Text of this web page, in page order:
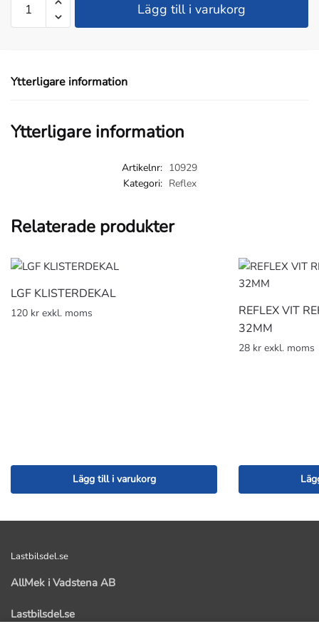
REFLEX
X
mängd
Lägg till i varukorg
Ytterligare information
Ytterligare information
Artikelnr: 10929
Kategori: Reflex
Relaterade produkter
LGF KLISTERDEKAL
120 kr exkl. moms
Lägg till i varukorg
REFLEX VIT
32MM
28 kr exkl. moms
Lastbilsdel.se
AllMek i Vadstena AB
Lastbilsdel.se